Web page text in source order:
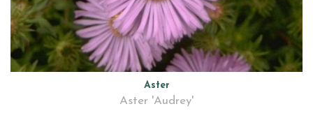
Aster
Aster 'Audrey'